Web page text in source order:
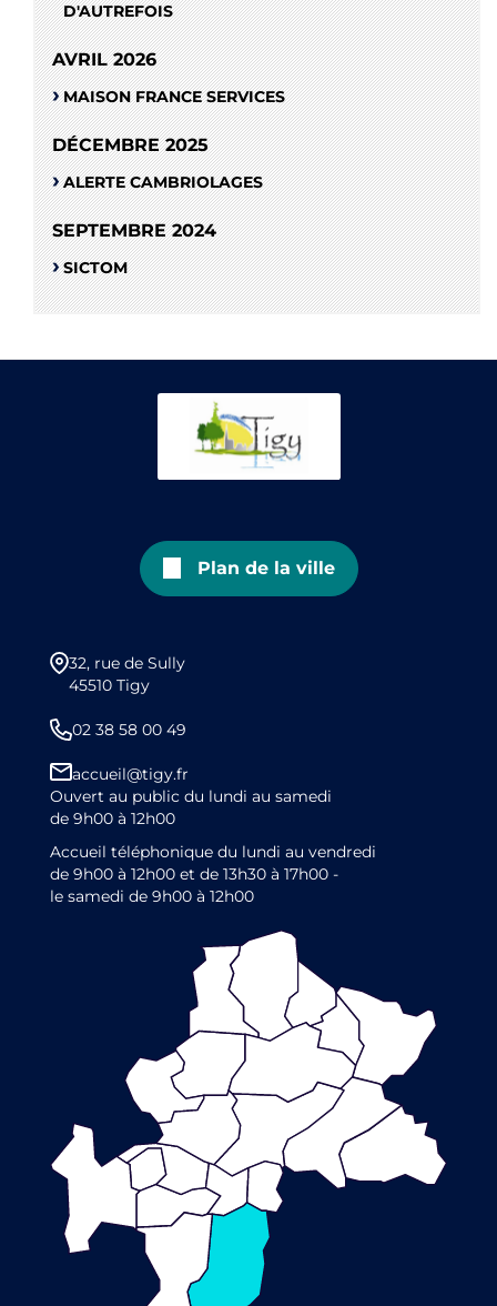
D'AUTREFOIS
AVRIL 2026
MAISON FRANCE SERVICES
DÉCEMBRE 2025
ALERTE CAMBRIOLAGES
SEPTEMBRE 2024
SICTOM
Plan de la ville
32, rue de Sully
45510 Tigy
02 38 58 00 49
accueil@tigy.fr
Ouvert au public du lundi au samedi
de 9h00 à 12h00
Accueil téléphonique du lundi au vendredi
de 9h00 à 12h00 et de 13h30 à 17h00 -
le samedi de 9h00 à 12h00